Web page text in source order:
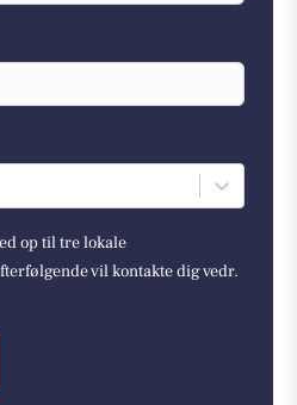
op til tre lokale
vil kontakte dig vedr.